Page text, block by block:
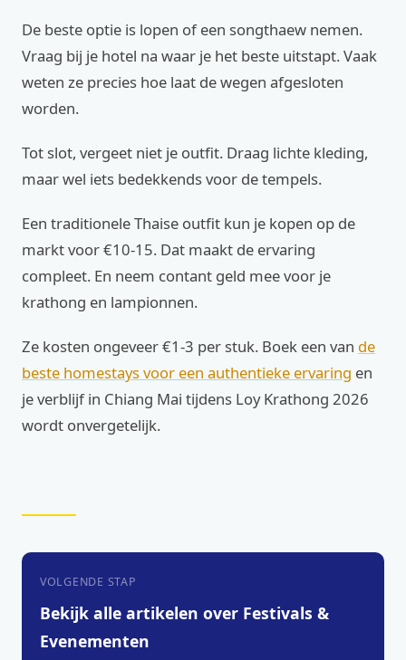
De beste optie is lopen of een songthaew nemen.
Vraag bij je hotel na waar je het beste uitstapt. Vaak
weten ze precies hoe laat de wegen afgesloten
worden.
Tot slot, vergeet niet je outfit. Draag lichte kleding,
maar wel iets bedekkends voor de tempels.
Een traditionele Thaise outfit kun je kopen op de
markt voor €10-15. Dat maakt de ervaring
compleet. En neem contant geld mee voor je
krathong en lampionnen.
Ze kosten ongeveer €1-3 per stuk. Boek een van de
beste homestays voor een authentieke ervaring en
je verblijf in Chiang Mai tijdens Loy Krathong 2026
wordt onvergetelijk.
VOLGENDE STAP
Bekijk alle artikelen over Festivals &
Evenementen